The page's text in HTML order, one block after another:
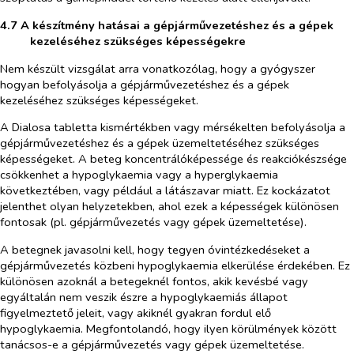
4.7 A készítmény hatásai a gépjárművezetéshez és a gépek
kezeléséhez szükséges képességekre
Nem készült vizsgálat arra vonatkozólag, hogy a gyógyszer
hogyan befolyásolja a gépjárművezetéshez és a gépek
kezeléséhez szükséges képességeket.
A Dialosa tabletta kismértékben vagy mérsékelten befolyásolja a
gépjárművezetéshez és a gépek üzemeltetéséhez szükséges
képességeket. A beteg koncentrálóképessége és reakciókészsége
csökkenhet a hypoglykaemia vagy a hyperglykaemia
következtében, vagy például a látászavar miatt. Ez kockázatot
jelenthet olyan helyzetekben, ahol ezek a képességek különösen
fontosak (pl. gépjárművezetés vagy gépek üzemeltetése).
A betegnek javasolni kell, hogy tegyen óvintézkedéseket a
gépjárművezetés közbeni hypoglykaemia elkerülése érdekében. Ez
különösen azoknál a betegeknél fontos, akik kevésbé vagy
egyáltalán nem veszik észre a hypoglykaemiás állapot
figyelmeztető jeleit, vagy akiknél gyakran fordul elő
hypoglykaemia. Megfontolandó, hogy ilyen körülmények között
tanácsos-e a gépjárművezetés vagy gépek üzemeltetése.